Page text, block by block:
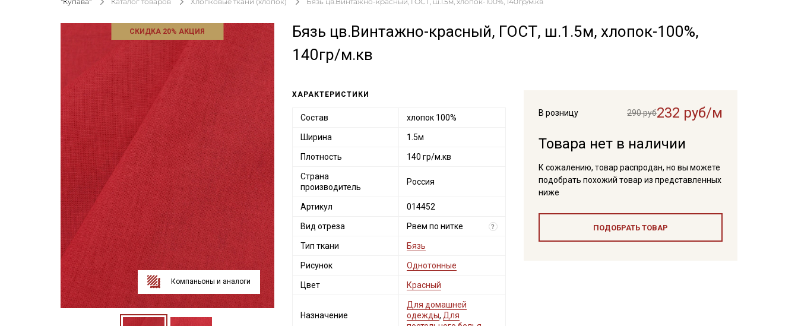
СКИДКА 20% АКЦИЯ
Компаньоны и аналоги
Бязь цв.Винтажно-красный, ГОСТ, ш.1.5м, хлопок-100%,
140гр/м.кв
В розницу 290 руб232 руб/м
Товара нет в наличии
К сожалению, товар распродан, но вы можете
подобрать похожий товар из представленных
ниже
ПОДОБРАТЬ ТОВАР
ХАРАКТЕРИСТИКИ
Состав хлопок 100%
Ширина 1.5м
Плотность 140 гр/м.кв
Страна
производитель
Россия
Артикул 014452
Вид отреза Рвем по нитке ?
Тип ткани Бязь
Рисунок Однотонные
Цвет Красный
Назначение
Для домашней
одежды, Для